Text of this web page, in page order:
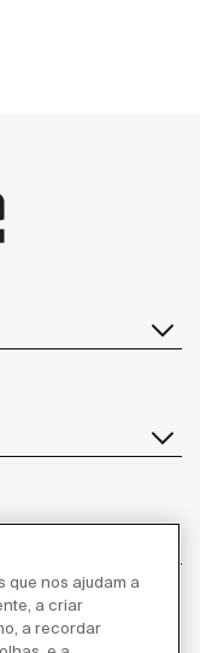
toda
que nos ajudam a
a criar
a recordar